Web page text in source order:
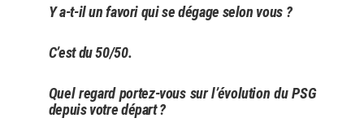
Y a-t-il un favori qui se dégage selon vous ?
C’est du 50/50.
Quel regard portez-vous sur l’évolution du PSG
depuis votre départ ?